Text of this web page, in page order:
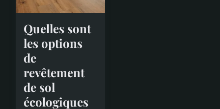
Quelles sont
les options
de
revêtement
de sol
écologiques